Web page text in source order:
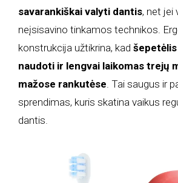
savarankiškai valyti dantis, net jei
neįsisavino tinkamos technikos.
konstrukcija užtikrina, kad
naudoti ir lengvai laikomas trejų
mažose rankutėse . Tai saugus ir
sprendimas, kuris skatina vaikus
dantis.